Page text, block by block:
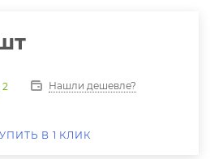
2 Нашли дешевле?
В 1 КЛИК